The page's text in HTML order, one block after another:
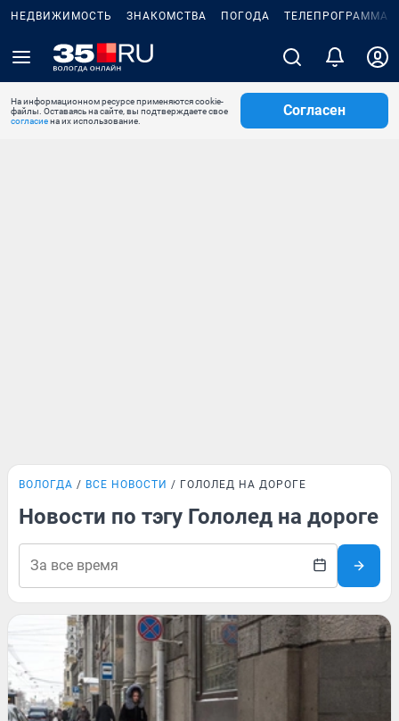
НЕДВИЖИМОСТЬ ЗНАКОМСТВА ПОГОДА ТЕЛЕПРОГРАММА
На информационном ресурсе применяются cookie-
файлы. Оставаясь на сайте, вы подтверждаете свое
согласиена их использование.
Согласен
ВОЛОГДА ВСЕ НОВОСТИ ГОЛОЛЕД НА ДОРОГЕ
Новости по тэгу Гололед на дороге